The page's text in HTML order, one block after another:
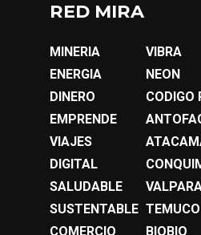
RED MIRA
MINERIA
ENERGIA
DINERO
EMPRENDE
VIAJES
DIGITAL
SALUDABLE
SUSTENTABLE
COMERCIO
VIBRA
NEON
CODIGO
TEMUCO
BIOBIO